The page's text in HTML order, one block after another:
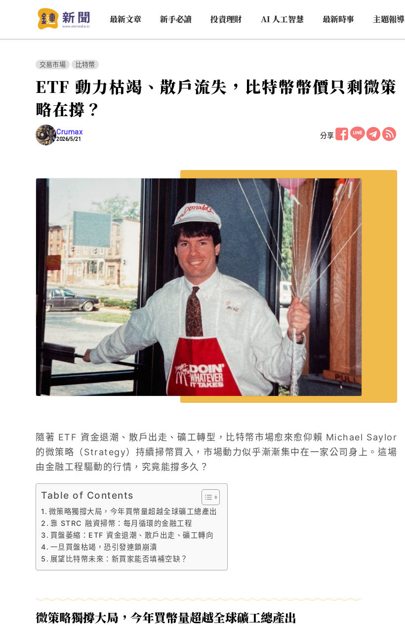
最新文章 新手必讀 投資理財 AI 人工智慧 最新時事 主題報導
交易市場 比特幣
ETF 動力枯竭、散戶流失，比特幣幣價只剩微策
略在撐？
Crumax
2026/5/21 分享
隨著 ETF 資金退潮、散戶出走、礦工轉型，比特幣市場愈來愈仰賴 Michael Saylor
的微策略（Strategy）持續掃幣買入，市場動力似乎漸漸集中在一家公司身上。這場
由金融工程驅動的行情，究竟能撐多久？
Table of Contents
微策略獨撐大局，今年買幣量超越全球礦工總產出
靠 STRC 融資掃幣：每月循環的金融工程
買盤萎縮：ETF 資金退潮、散戶出走、礦工轉向
一旦買盤枯竭，恐引發連鎖崩潰
展望比特幣未來：新買家能否填補空缺？
微策略獨撐大局，今年買幣量超越全球礦工總產出